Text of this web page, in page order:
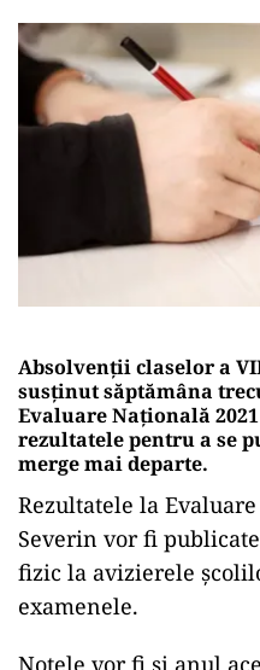
Absolvenții claselor a
susținut săptămâna
Evaluare Națională
rezultatele pentru a se
merge mai departe.
Rezultatele la
Severin vor fi
fizic la avizierele
examenele.
Notele vor fi și anul